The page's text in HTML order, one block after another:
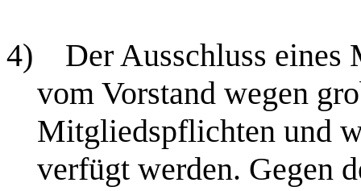
4)
Der Ausschluss eines
vom Vorstand wegen
Mitgliedspflichten und
verfügt werden. Gegen